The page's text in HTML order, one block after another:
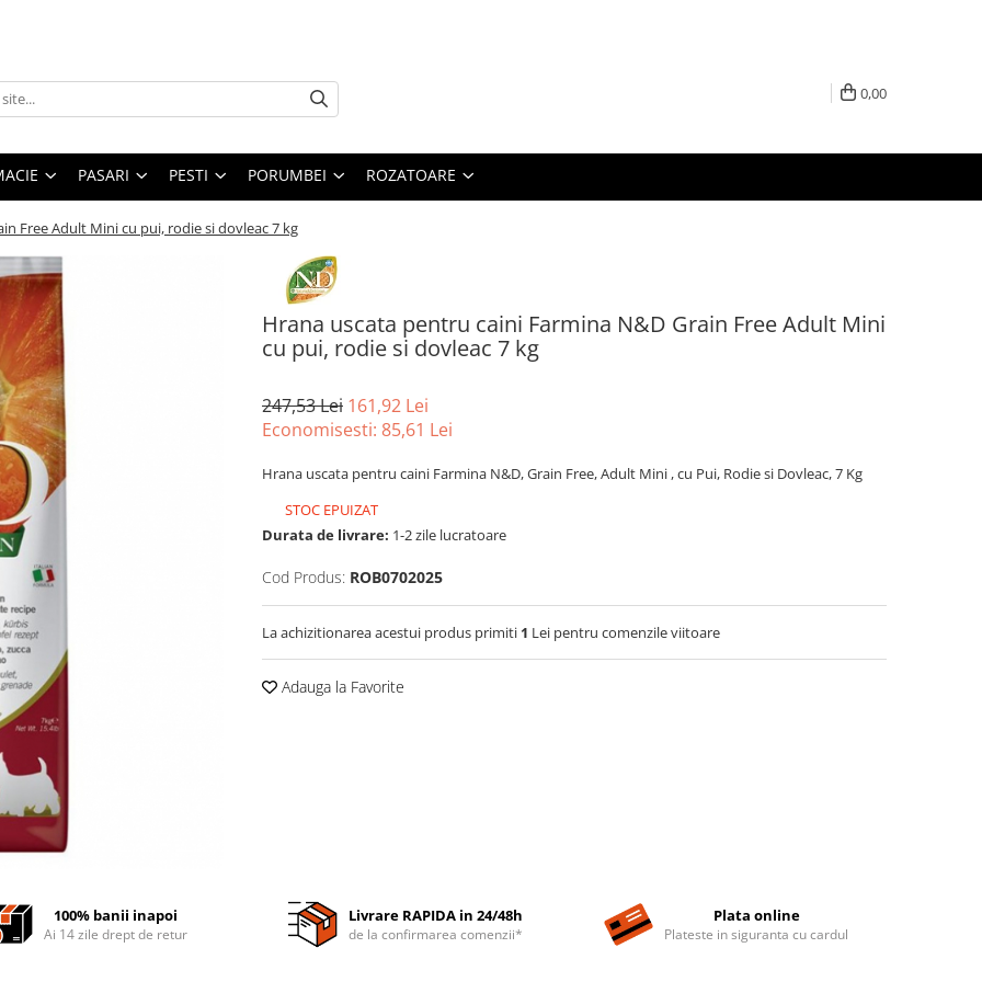
0,00
PASARI PESTI PORUMBEI ROZATOARE
Free Adult Mini cu pui, rodie si dovleac 7 kg
Hrana uscata pentru caini Farmina N&D Grain Free Adult Mini
cu pui, rodie si dovleac 7 kg
247,53 Lei 161,92 Lei
Economisesti: 85,61 Lei
Hrana uscata pentru caini Farmina N&D, Grain Free, Adult Mini , cu Pui, Rodie si Dovleac, 7 Kg
STOC EPUIZAT
Durata de livrare: 1-2 zile lucratoare
Cod Produs: ROB0702025
La achizitionarea acestui produs primiti 1 Lei pentru comenzile viitoare
Adauga la Favorite
100% banii inapoi
Ai 14 zile drept de retur
Livrare RAPIDA in 24/48h
de la confirmarea comenzii*
Plata online
Plateste in siguranta cu cardul